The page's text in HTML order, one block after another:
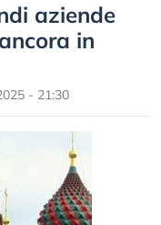
aziende
in
- 21:30